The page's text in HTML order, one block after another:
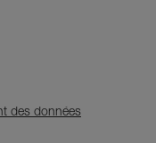
des données